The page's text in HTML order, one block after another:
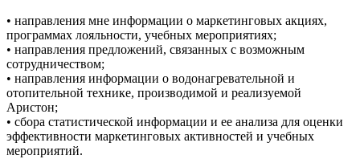
• направления мне информации о маркетинговых акциях,
программах лояльности, учебных мероприятиях;
• направления предложений, связанных с возможным
сотрудничеством;
• направления информации о водонагревательной и
отопительной технике, производимой и реализуемой
Аристон;
• сбора статистической информации и ее анализа для оценки
эффективности маркетинговых активностей и учебных
мероприятий.